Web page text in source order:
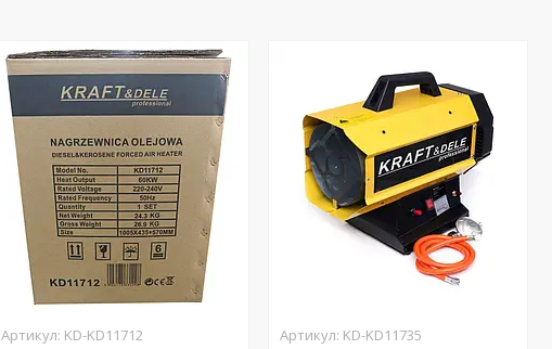
KD-KD11712 KD-KD11735